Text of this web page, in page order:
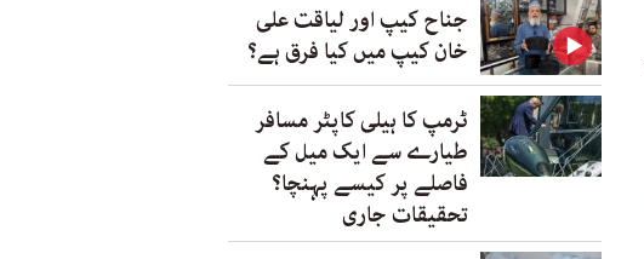
جناح کیپ اور لیاقت علی
خان کیپ میں کیا فرق ہے؟
ٹرمپ کا ہیلی کاپٹر مسافر
طیارے سے ایک میل کے
فاصلے پر کیسے پہنچا؟
تحقیقات جاری